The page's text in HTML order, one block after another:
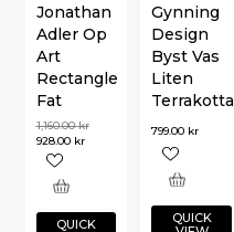
Jonathan
Adler Op
Art
Rectangle
Fat
1,160.00kr
928.00 kr
QUICK
Gynning
Design
Byst Vas
Liten
Terrakotta
799.00 kr
QUICK